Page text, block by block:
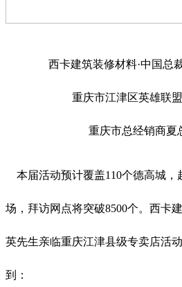
西卡建筑装修材料·中国总
重庆市江津区英雄联盟
重庆市总经销商夏
本届活动预计覆盖110个德高城，
场，拜访网点将突破8500个。西卡
英先生亲临重庆江津县级专卖店活
到：